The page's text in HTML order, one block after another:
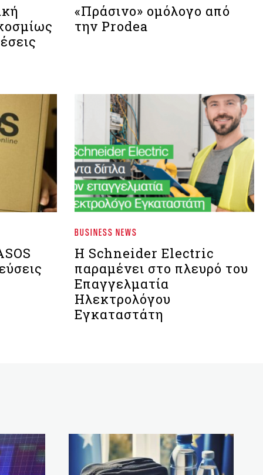
«Πράσινο» ομόλογο από
την Prodea
BUSINESS NEWS
Η Schneider Electric
παραμένει στο πλευρό του
Επαγγελματία
Ηλεκτρολόγου
Εγκαταστάτη